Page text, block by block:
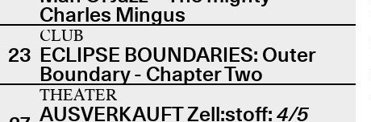
Charles Mingus
23
CLUB
ECLIPSE BOUNDARIES: Outer
Boundary - Chapter Two
THEATER
AUSVERKAUFT Zell:stoff: 4/5